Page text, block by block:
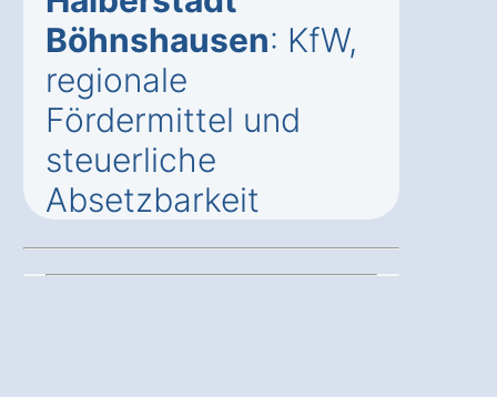
Böhnshausen: KfW,
regionale
Fördermittel und
steuerliche
Absetzbarkeit